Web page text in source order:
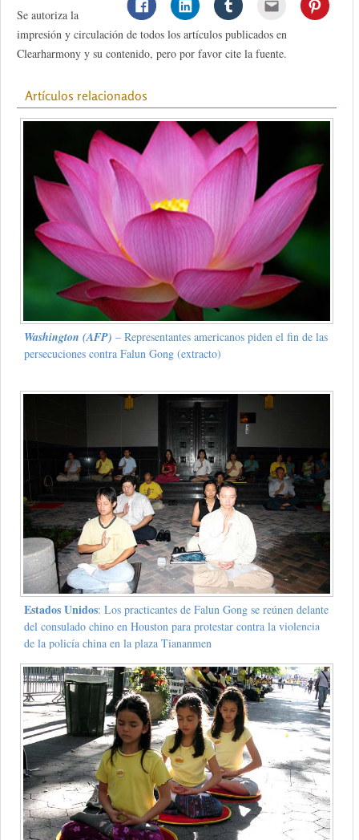
Se autoriza la
impresión y circulación de todos los artículos publicados en
Clearharmony y su contenido, pero por favor cite la fuente.
Artículos relacionados
Washington (AFP) – Representantes americanos piden el fin de las
persecuciones contra Falun Gong (extracto)
Estados Unidos: Los practicantes de Falun Gong se reúnen delante
del consulado chino en Houston para protestar contra la violencia
de la policía china en la plaza Tiananmen